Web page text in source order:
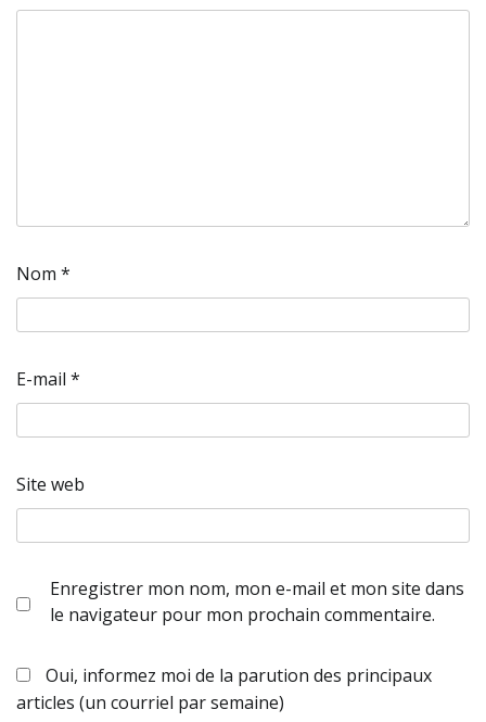
Nom *
E-mail *
Site web
Enregistrer mon nom, mon e-mail et mon site dans
le navigateur pour mon prochain commentaire.
Oui, informez moi de la parution des principaux
articles (un courriel par semaine)